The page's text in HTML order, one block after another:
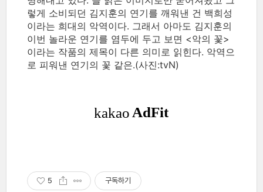
렇게 소비되던 김지훈의 연기를 깨워낸 건 백희성
이라는 희대의 악역이다. 그래서 아마도 김지훈의
이번 놀라운 연기를 염두에 두고 보면 <악의 꽃>
이라는 작품의 제목이 다른 의미로 읽힌다. 악역으
로 피워낸 연기의 꽃 같은.(사진:tvN)
5 구독하기